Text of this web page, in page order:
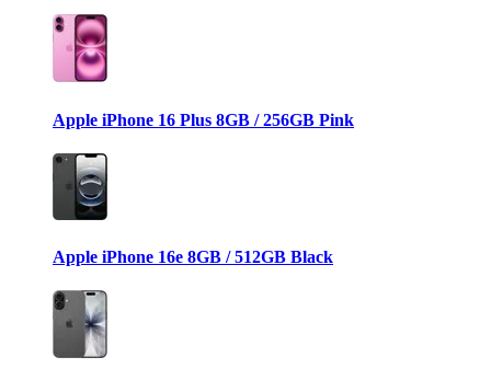
Apple iPhone 16 Plus 8GB / 256GB Pink
Apple iPhone 16e 8GB / 512GB Black